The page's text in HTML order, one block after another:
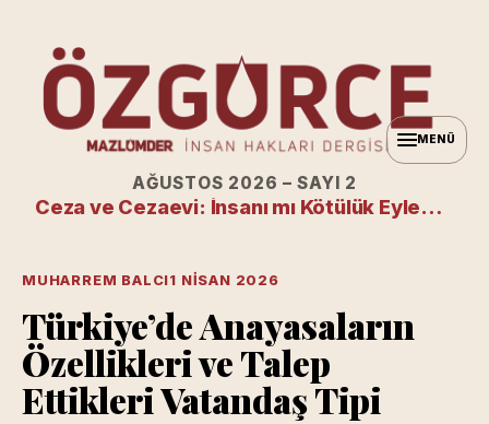
AĞUSTOS 2026 – SAYI 2
Ceza ve Cezaevi: İnsanı mı Kötülük Eylemini mi Cezalandırıyoruz?
MENÜ
MUHARREM BALCI1 NISAN 2026
Türkiye’de Anayasaların
Özellikleri ve Talep
Ettikleri Vatandaş Tipi